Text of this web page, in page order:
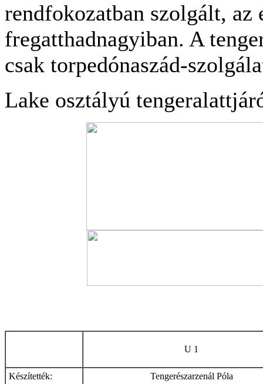
rendfokozatban szolgált, az
fregatthadnagyiban. A
csak torpedónaszád-
Lake osztályú
U 1
Készítették:
Tengerészarzenál Póla